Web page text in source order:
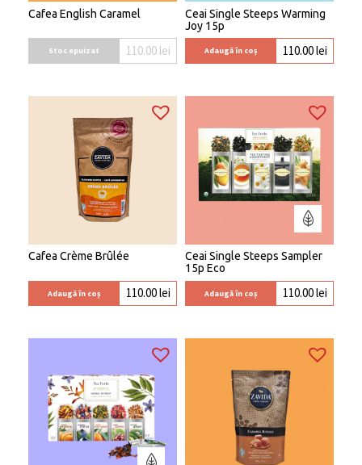
Cafea English Caramel
Stoc epuizat 110.00 lei
Ceai Single Steeps Warming
Joy 15p
Adaugă în coș 110.00lei
Cafea Crème Brûlée
Adaugă în coș 110.00lei
Ceai Single Steeps Sampler
15p Eco
Adaugă în coș 110.00lei